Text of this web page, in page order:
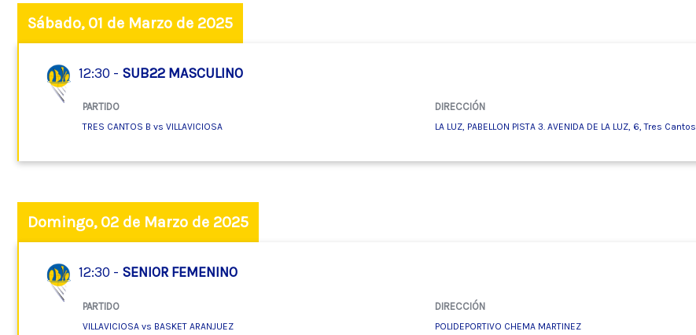
Sábado, 01 de Marzo de 2025
12:30 - SUB22 MASCULINO
PARTIDO
TRES CANTOS B vs VILLAVICIOSA
DIRECCIÓN
LA LUZ, PABELLON PISTA 3. AVENIDA DE LA LUZ, 6, Tres Cantos
Domingo, 02 de Marzo de 2025
12:30 - SENIOR FEMENINO
PARTIDO
VILLAVICIOSA vs BASKET ARANJUEZ
DIRECCIÓN
POLIDEPORTIVO CHEMA MARTINEZ